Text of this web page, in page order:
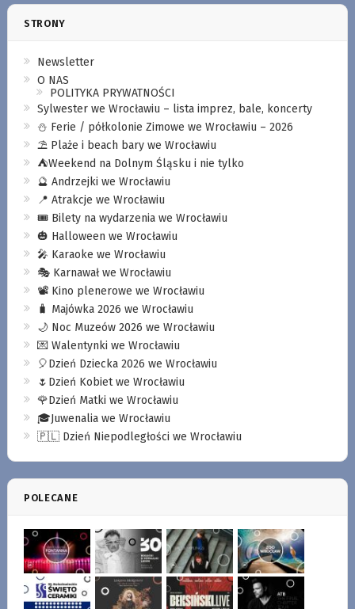
STRONY
Newsletter
O NAS
POLITYKA PRYWATNOŚCI
Sylwester we Wrocławiu – lista imprez, bale, koncerty
⛄️ Ferie / półkolonie Zimowe we Wrocławiu – 2026
⛱️ Plaże i beach bary we Wrocławiu
⛺️Weekend na Dolnym Śląsku i nie tylko
🔮 Andrzejki we Wrocławiu
📍 Atrakcje we Wrocławiu
🎟️ Bilety na wydarzenia we Wrocławiu
🎃 Halloween we Wrocławiu
🎤 Karaoke we Wrocławiu
🎭 Karnawał we Wrocławiu
📽️ Kino plenerowe we Wrocławiu
🧳 Majówka 2026 we Wrocławiu
🌙 Noc Muzeów 2026 we Wrocławiu
💌 Walentynki we Wrocławiu
🎈Dzień Dziecka 2026 we Wrocławiu
🌷Dzień Kobiet we Wrocławiu
🌹Dzień Matki we Wrocławiu
🎓Juwenalia we Wrocławiu
🇵🇱 Dzień Niepodległości we Wrocławiu
POLECANE